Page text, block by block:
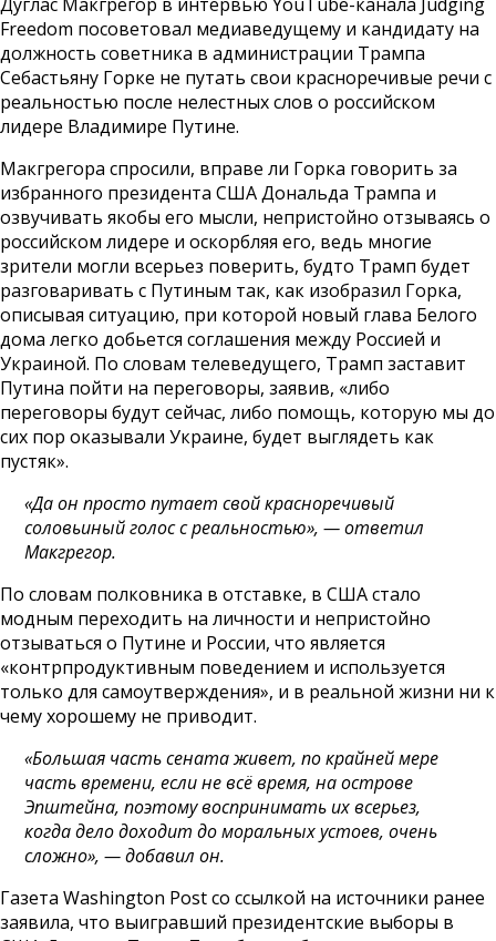
Freedom посоветовал медиаведущему и кандидату на
должность советника в администрации Трампа
Себастьяну Горке не путать свои красноречивые речи с
реальностью после нелестных слов о российском
лидере Владимире Путине.
Макгрегора спросили, вправе ли Горка говорить за
избранного президента США Дональда Трампа и
озвучивать якобы его мысли, непристойно отзываясь о
российском лидере и оскорбляя его, ведь многие
зрители могли всерьез поверить, будто Трамп будет
разговаривать с Путиным так, как изобразил Горка,
описывая ситуацию, при которой новый глава Белого
дома легко добьется соглашения между Россией и
Украиной. По словам телеведущего, Трамп заставит
Путина пойти на переговоры, заявив, «либо
переговоры будут сейчас, либо помощь, которую мы до
сих пор оказывали Украине, будет выглядеть как
пустяк».
«Да он просто путает свой красноречивый
соловьиный голос с реальностью», — ответил
Макгрегор.
По словам полковника в отставке, в США стало
модным переходить на личности и непристойно
отзываться о Путине и России, что является
«контрпродуктивным поведением и используется
только для самоутверждения», и в реальной жизни ни к
чему хорошему не приводит.
«Большая часть сената живет, по крайней мере
часть времени, если не всё время, на острове
Эпштейна, поэтому воспринимать их всерьез,
когда дело доходит до моральных устоев, очень
сложно», — добавил он.
Газета Washington Post со ссылкой на источники ранее
заявила, что выигравший президентские выборы в